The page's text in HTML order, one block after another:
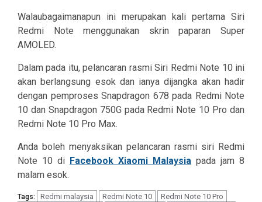
Walaubagaimanapun ini merupakan kali pertama Siri
Redmi Note menggunakan skrin paparan Super
AMOLED.
Dalam pada itu, pelancaran rasmi Siri Redmi Note 10 ini
akan berlangsung esok dan ianya dijangka akan hadir
dengan pemproses Snapdragon 678 pada Redmi Note
10 dan Snapdragon 750G pada Redmi Note 10 Pro dan
Redmi Note 10 Pro Max.
Anda boleh menyaksikan pelancaran rasmi siri Redmi
Note 10 di Facebook Xiaomi Malaysia pada jam 8
malam esok.
Tags: Redmi malaysia Redmi Note 10
Redmi Note 10 Pro